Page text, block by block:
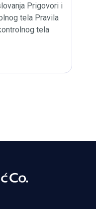
Prigovori i
tela Pravila
tela